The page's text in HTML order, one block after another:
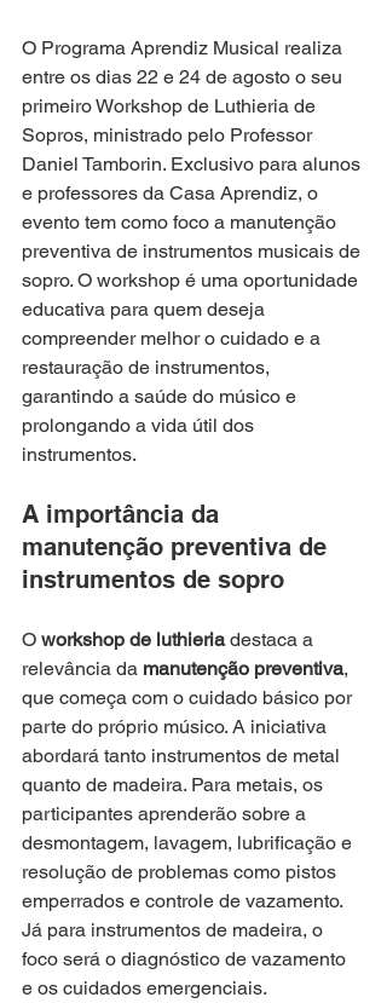
O Programa Aprendiz Musical realiza
entre os dias 22 e 24 de agosto o seu
primeiro Workshop de Luthieria de
Sopros, ministrado pelo Professor
Daniel Tamborin. Exclusivo para alunos
e professores da Casa Aprendiz, o
evento tem como foco a manutenção
preventiva de instrumentos musicais de
sopro. O workshop é uma oportunidade
educativa para quem deseja
compreender melhor o cuidado e a
restauração de instrumentos,
garantindo a saúde do músico e
prolongando a vida útil dos
instrumentos.
A importância da
manutenção preventiva de
instrumentos de sopro
O workshop de luthieria destaca a
relevância da manutenção preventiva,
que começa com o cuidado básico por
parte do próprio músico. A iniciativa
abordará tanto instrumentos de metal
quanto de madeira. Para metais, os
participantes aprenderão sobre a
desmontagem, lavagem, lubrificação e
resolução de problemas como pistos
emperrados e controle de vazamento.
Já para instrumentos de madeira, o
foco será o diagnóstico de vazamento
e os cuidados emergenciais.